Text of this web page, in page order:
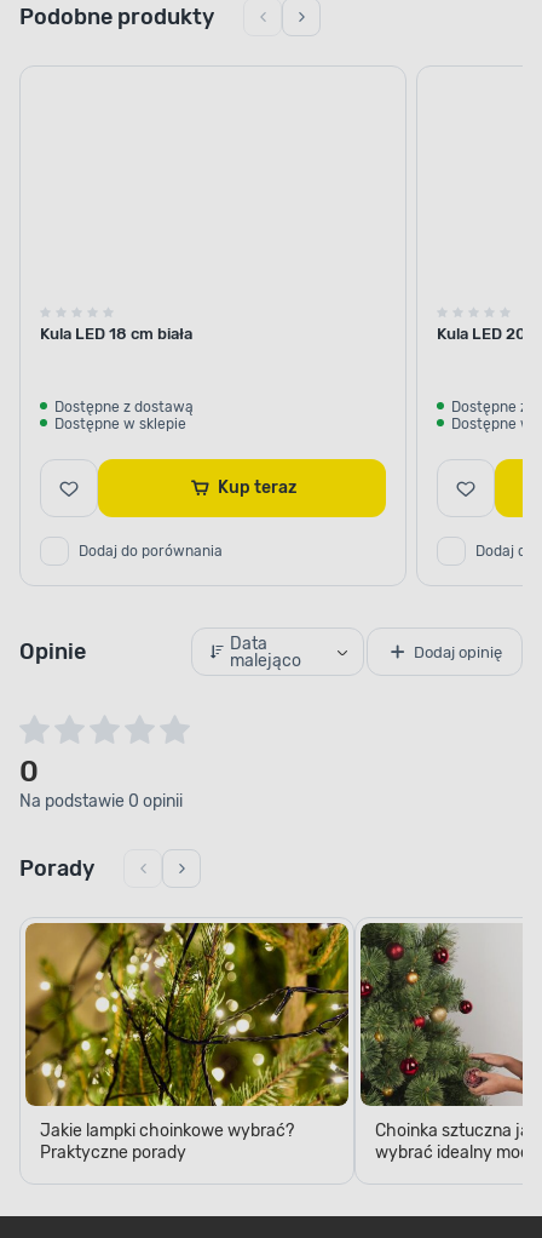
Podobne produkty
Kula LED 18 cm biała
Dostępne z dostawą
Dostępne w sklepie
Kup teraz
Dodaj do porównania
Kula LED 20
Dostępne z
Dostępne w
Dodaj do
Opinie
Data
malejąco
Dodaj opinię
0
Na podstawie 0 opinii
Porady
Jakie lampki choinkowe wybrać?
Praktyczne porady
Choinka sztuczna
wybrać idealny